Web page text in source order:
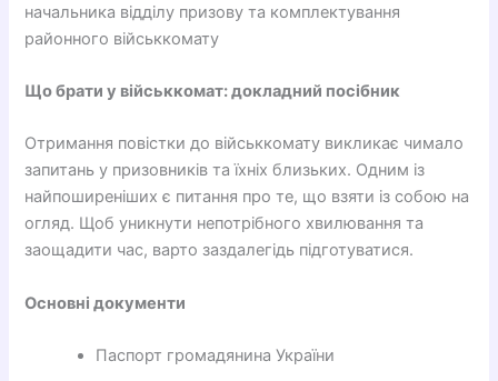
начальника відділу призову та комплектування
районного військкомату
Що брати у військкомат: докладний посібник
Отримання повістки до військкомату викликає чимало
запитань у призовників та їхніх близьких. Одним із
найпоширеніших є питання про те, що взяти із собою на
огляд. Щоб уникнути непотрібного хвилювання та
заощадити час, варто заздалегідь підготуватися.
Основні документи
Паспорт громадянина України